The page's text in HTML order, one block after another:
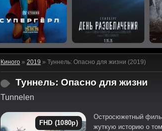
Киного » 2019 » Туннель: Опасно для жизни (2019)
Туннель: Опасно для жизни
Tunnelen
FHD (1080p)
Остросюжетный
жуткую историю о